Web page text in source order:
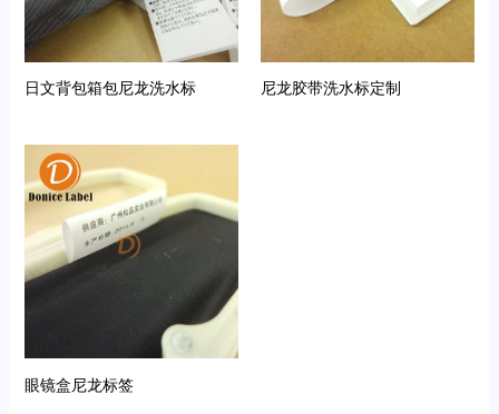
日文背包箱包尼龙洗水标 尼龙胶带洗水标定制
眼镜盒尼龙标签